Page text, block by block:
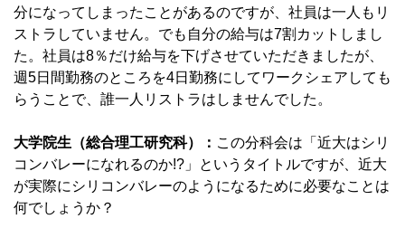
分になってしまったことがあるのですが、社員は一人もリ
ストラしていません。でも自分の給与は7割カットしまし
た。社員は8％だけ給与を下げさせていただきましたが、
週5日間勤務のところを4日勤務にしてワークシェアしても
らうことで、誰一人リストラはしませんでした。
大学院生（総合理工研究科）： この分科会は「近大はシリ
コンバレーになれるのか!?」というタイトルですが、近大
が実際にシリコンバレーのようになるために必要なことは
何でしょうか？